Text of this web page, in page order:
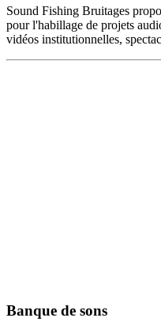
Sound Fishing Bruitages
pour l'habillage de projets
vidéos institutionnelles,
Banque de sons